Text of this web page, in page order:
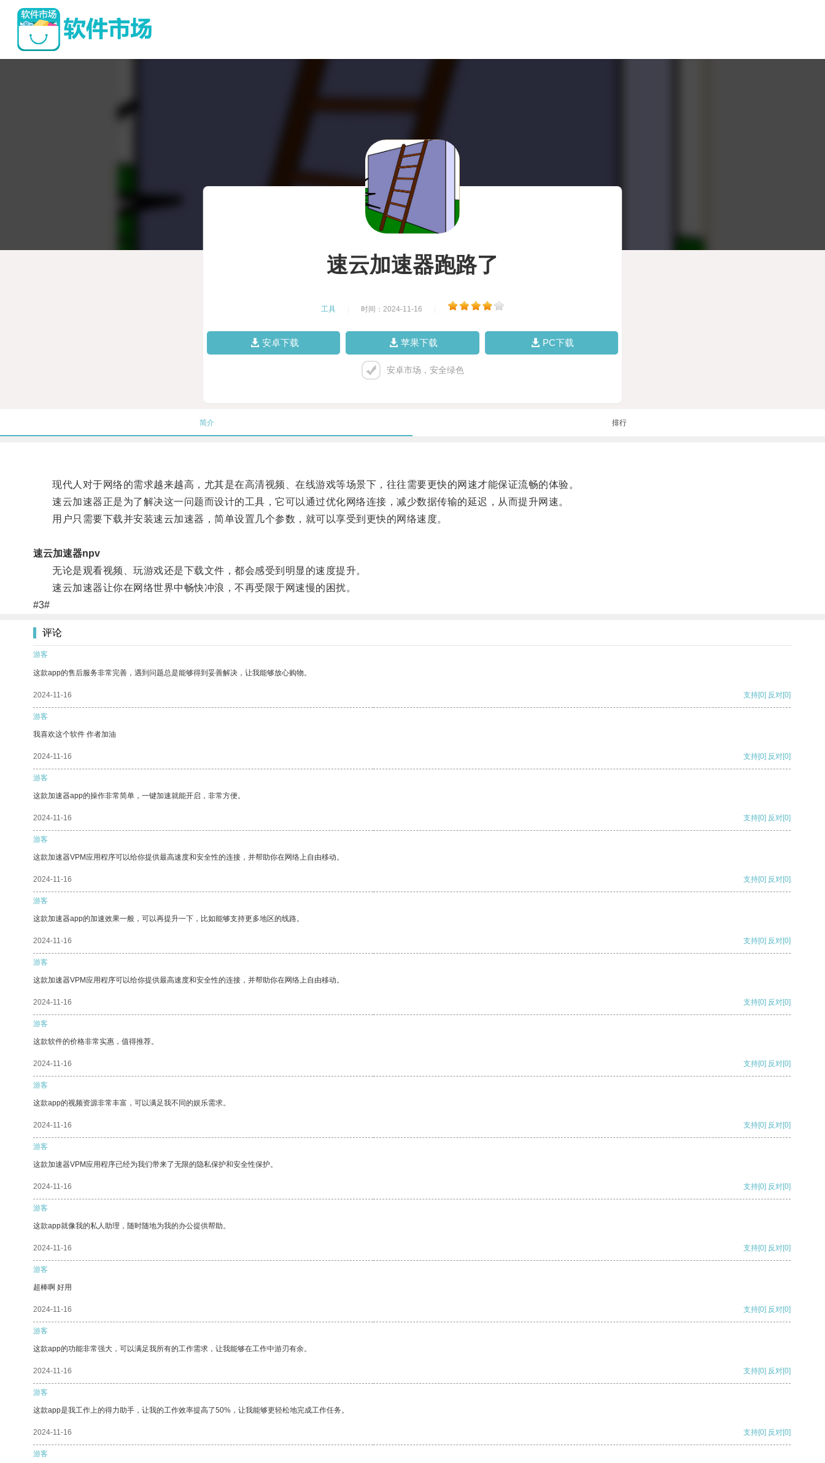
速云加速器跑路了
工具 时间：2024-11-16
安卓下载 苹果下载 PC下载
安卓市场，安全绿色
简介 排行
现代人对于网络的需求越来越高，尤其是在高清视频、在线游戏等场景下，往往需要更快的网速才能保证流畅的体验。
速云加速器正是为了解决这一问题而设计的工具，它可以通过优化网络连接，减少数据传输的延迟，从而提升网速。
用户只需要下载并安装速云加速器，简单设置几个参数，就可以享受到更快的网络速度。
速云加速器npv
无论是观看视频、玩游戏还是下载文件，都会感受到明显的速度提升。
速云加速器让你在网络世界中畅快冲浪，不再受限于网速慢的困扰。
#3#
评论
游客
这款app的售后服务非常完善，遇到问题总是能够得到妥善解决，让我能够放心购物。
2024-11-16 支持[0] 反对[0]
游客
我喜欢这个软件 作者加油
2024-11-16 支持[0] 反对[0]
游客
这款加速器app的操作非常简单，一键加速就能开启，非常方便。
2024-11-16 支持[0] 反对[0]
游客
这款加速器VPM应用程序可以给你提供最高速度和安全性的连接，并帮助你在网络上自由移动。
2024-11-16 支持[0] 反对[0]
游客
这款加速器app的加速效果一般，可以再提升一下，比如能够支持更多地区的线路。
2024-11-16 支持[0] 反对[0]
游客
这款加速器VPM应用程序可以给你提供最高速度和安全性的连接，并帮助你在网络上自由移动。
2024-11-16 支持[0] 反对[0]
游客
这款软件的价格非常实惠，值得推荐。
2024-11-16 支持[0] 反对[0]
游客
这款app的视频资源非常丰富，可以满足我不同的娱乐需求。
2024-11-16 支持[0] 反对[0]
游客
这款加速器VPM应用程序已经为我们带来了无限的隐私保护和安全性保护。
2024-11-16 支持[0] 反对[0]
游客
这款app就像我的私人助理，随时随地为我的办公提供帮助。
2024-11-16 支持[0] 反对[0]
游客
超棒啊 好用
2024-11-16 支持[0] 反对[0]
游客
这款app的功能非常强大，可以满足我所有的工作需求，让我能够在工作中游刃有余。
2024-11-16 支持[0] 反对[0]
游客
这款app是我工作上的得力助手，让我的工作效率提高了50%，让我能够更轻松地完成工作任务。
2024-11-16 支持[0] 反对[0]
游客